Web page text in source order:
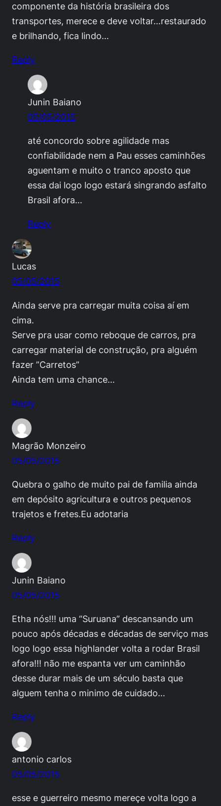
componente da história brasileira dos
transportes, merece e deve voltar…restaurado
e brilhando, fica lindo…
Reply
Junin Baiano
05/05/2015
até concordo sobre agilidade mas
confiabilidade nem a Pau esses caminhões
aguentam e muito o tranco aposto que
essa dai logo logo estará singrando asfalto
Brasil afora…
Reply
Lucas
05/05/2015
Ainda serve pra carregar muita coisa aí em
cima.
Serve pra usar como reboque de carros, pra
carregar material de construção, pra alguém
fazer ”Carretos”
Ainda tem uma chance…
Reply
Magrão Monzeiro
05/05/2015
Quebra o galho de muito pai de familia ainda
em depósito agricultura e outros pequenos
trajetos e fretes.Eu adotaria
Reply
Junin Baiano
05/05/2015
Etha nós!!! uma “Suruana” descansando um
pouco após décadas e décadas de serviço mas
logo logo essa highlander volta a rodar Brasil
afora!!! não me espanta ver um caminhão
desse durar mais de um século basta que
alguem tenha o minimo de cuidado…
Reply
antonio carlos
05/05/2015
esse e guerreiro mesmo mereçe volta logo a